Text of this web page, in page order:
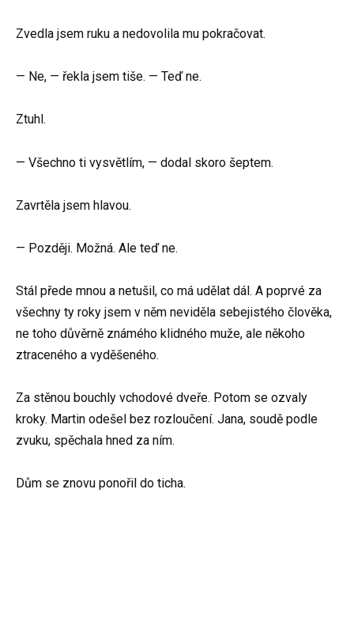
Zvedla jsem ruku a nedovolila mu pokračovat.
— Ne, — řekla jsem tiše. — Teď ne.
Ztuhl.
— Všechno ti vysvětlím, — dodal skoro šeptem.
Zavrtěla jsem hlavou.
— Později. Možná. Ale teď ne.
Stál přede mnou a netušil, co má udělat dál. A poprvé za
všechny ty roky jsem v něm neviděla sebejistého člověka,
ne toho důvěrně známého klidného muže, ale někoho
ztraceného a vyděšeného.
Za stěnou bouchly vchodové dveře. Potom se ozvaly
kroky. Martin odešel bez rozloučení. Jana, soudě podle
zvuku, spěchala hned za ním.
Dům se znovu ponořil do ticha.